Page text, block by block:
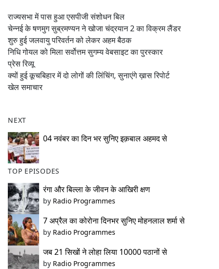
b
o
o
k
राज्यसभा में पास हुआ एसपीजी संशोधन बिल
चेन्नई के षणमुग सुब्रमण्यन ने खोजा चंद्रयान 2 का विक्रम लैंडर
शुरु हुई जलवायु परिवर्तन को लेकर अहम बैठक
निधि गोयल को मिला सर्वोत्तम सुगम्य वेबसाइट का पुरस्कार
प्रेस रिव्यू
क्यों हुई कूचबिहार में दो लोगों की लिंचिंग, सुनाएंगे ख़ास रिपोर्ट
खेल समाचार
NEXT
04 नवंबर का दिन भर सुनिए इक़बाल अहमद से
TOP EPISODES
रंगा और बिल्ला के जीवन के आखिरी क्षण
by Radio Programmes
7 अप्रैल का कोरोना दिनभर सुनिए मोहनलाल शर्मा से
by Radio Programmes
जब 21 सिखों ने लोहा लिया 10000 पठानों से
by Radio Programmes